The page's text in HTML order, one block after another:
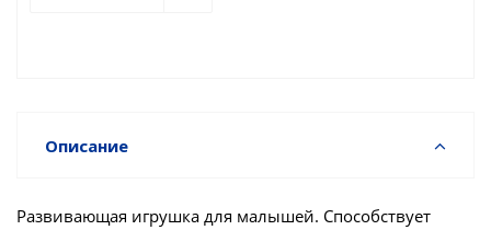
Описание
Развивающая игрушка для малышей. Способствует